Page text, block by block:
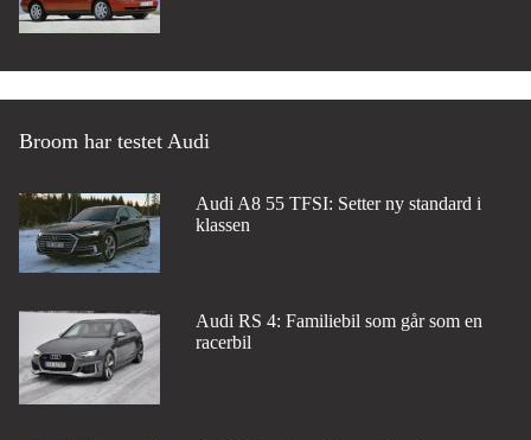
Broom har testet Audi
Audi A8 55 TFSI: Setter ny standard i
klassen
Audi RS 4: Familiebil som går som en
racerbil